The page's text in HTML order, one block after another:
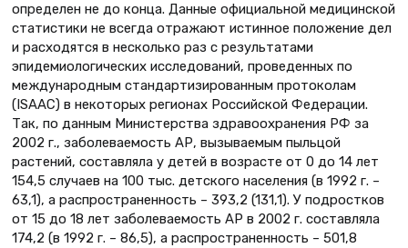
определен не до конца. Данные официальной медицинской
статистики не всегда отражают истинное положение дел
и расходятся в несколько раз с результатами
эпидемиологических исследований, проведенных по
международным стандартизированным протоколам
(ISAAC) в некоторых регионах Российской Федерации.
Так, по данным Министерства здравоохранения РФ за
2002 г., заболеваемость АР, вызываемым пыльцой
растений, составляла у детей в возрасте от 0 до 14 лет
154,5 случаев на 100 тыс. детского населения (в 1992 г. –
63,1), а распространенность – 393,2 (131,1). У подростков
от 15 до 18 лет заболеваемость АР в 2002 г. составляла
174,2 (в 1992 г. – 86,5), а распространенность – 501,8